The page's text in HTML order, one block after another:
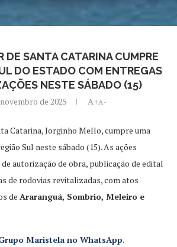
DE SANTA CATARINA CUMPRE
DO ESTADO COM ENTREGAS
NESTE SÁBADO (15)
de 2025 A+A-
Catarina, Jorginho Mello, cumpre uma
Sul neste sábado (15). As ações
autorização de obra, publicação de edital
de rodovias revitalizadas, com atos
de Araranguá, Sombrio, Meleiro e
Maristela no WhatsApp.